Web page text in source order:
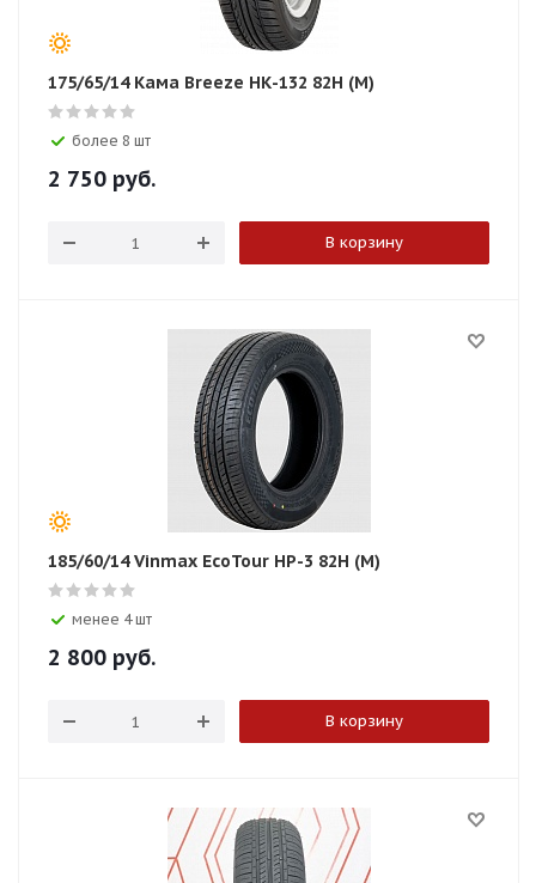
175/65/14 Кама Breeze НК-132 82H (М)
более 8 шт
2 750 руб.
В корзину
185/60/14 Vinmax EcoTour HP-3 82H (M)
менее 4 шт
2 800 руб.
В корзину